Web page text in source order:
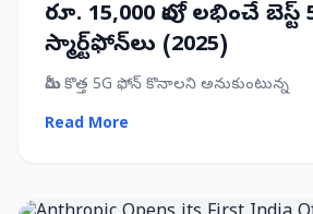
రూ. 15,000 లోపు లభించే బెస్ట్
స్మార్ట్‌ఫోన్‌లు (2025)
మీరు కొత్త 5G ఫోన్ కొనాలని అనుకుంటున్న
Read More